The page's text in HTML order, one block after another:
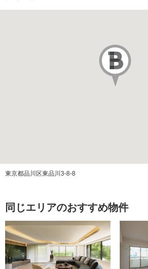
販売価格
管理方式 全部委託（日勤）
修繕積立金
ペット飼育 可（飼育細則有）
エレベーター あり
東京都品川区東品川3-8-8
同じエリアのおすすめ物件